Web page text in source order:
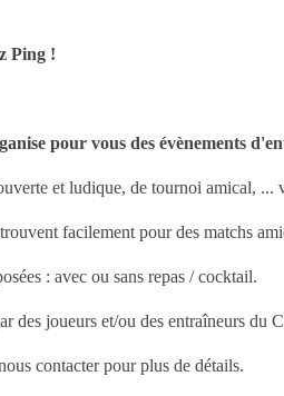
Ping !
pour vous des évènements
et ludique, de tournoi amical,
facilement pour des matchs
: avec ou sans repas / cocktail.
des joueurs et/ou des entraîneurs du
contacter pour plus de détails.